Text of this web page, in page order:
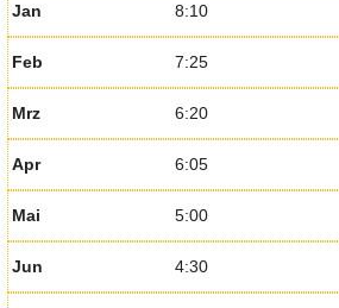
Jan 8:10
Feb 7:25
Mrz 6:20
Apr 6:05
Mai 5:00
Jun 4:30